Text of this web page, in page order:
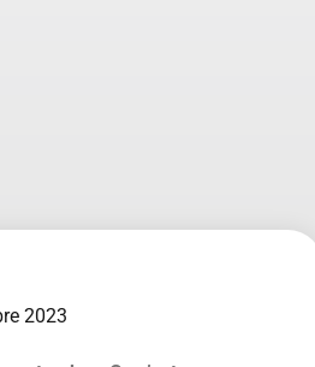
2023